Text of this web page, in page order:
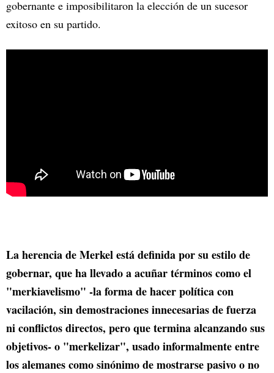
gobernante e imposibilitaron la elección de un sucesor
exitoso en su partido.
La herencia de Merkel está definida por su estilo de
gobernar, que ha llevado a acuñar términos como el
"merkiavelismo" -la forma de hacer política con
vacilación, sin demostraciones innecesarias de fuerza
ni conflictos directos, pero que termina alcanzando sus
objetivos- o "merkelizar", usado informalmente entre
los alemanes como sinónimo de mostrarse pasivo o no